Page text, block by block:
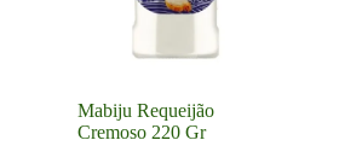
Mabiju Requeijão
Cremoso 220 Gr